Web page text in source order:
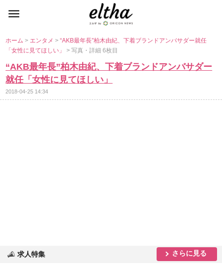
ホーム> エンタメ>“AKB最年長”柏木由紀、下着ブランドアンバサダー就任
「女性に見てほしい」> 写真・詳細 6枚目
“AKB最年長”柏木由紀、下着ブランドアンバサダー
就任「女性に見てほしい」
2018-04-25 14:34
求人特集 さらに見る